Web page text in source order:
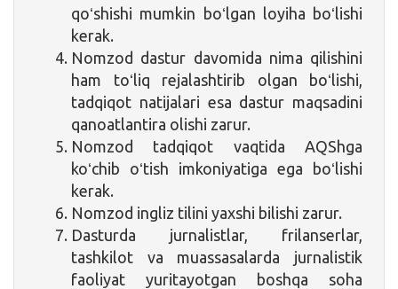
qoʻshishi mumkin boʻlgan loyiha boʻlishi
kerak.
Nomzod dastur davomida nima qilishini
ham toʻliq rejalashtirib olgan boʻlishi,
tadqiqot natijalari esa dastur maqsadini
qanoatlantira olishi zarur.
Nomzod tadqiqot vaqtida AQShga
koʻchib oʻtish imkoniyatiga ega boʻlishi
kerak.
Nomzod ingliz tilini yaxshi bilishi zarur.
Dasturda jurnalistlar, frilanserlar,
tashkilot va muassasalarda jurnalistik
faoliyat yuritayotgan boshqa soha